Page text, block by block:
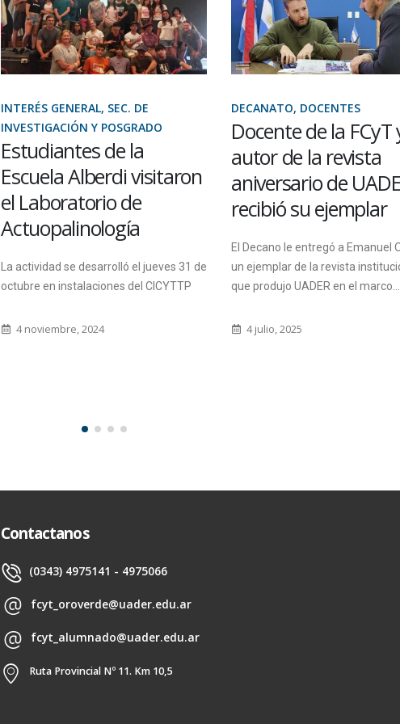
INTERÉS GENERAL, SEC. DE
INVESTIGACIÓN Y POSGRADO
Estudiantes de la
Escuela Alberdi visitaron
el Laboratorio de
Actuopalinología
La actividad se desarrolló el jueves 31 de
octubre en instalaciones del CICYTTP
4 noviembre, 2024
DECANATO, DOCENTES
Docente de la FCyT
autor de la revista
aniversario de
recibió su ejemplar
El Decano le entregó a Emanuel
un ejemplar de la revista
que produjo UADER en el marco...
4 julio, 2025
Contactanos
(0343) 4975141 - 4975066
fcyt_oroverde@uader.edu.ar
fcyt_alumnado@uader.edu.ar
Ruta Provincial Nº 11. Km 10,5